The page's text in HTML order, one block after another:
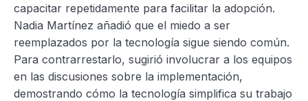
capacitar repetidamente para facilitar la adopción.
Nadia Martínez añadió que el miedo a ser
reemplazados por la tecnología sigue siendo común.
Para contrarrestarlo, sugirió involucrar a los equipos
en las discusiones sobre la implementación,
demostrando cómo la tecnología simplifica su trabajo